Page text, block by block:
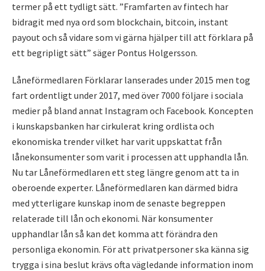
termer på ett tydligt sätt. ”Framfarten av fintech har
bidragit med nya ord som blockchain, bitcoin, instant
payout och så vidare som vi gärna hjälper till att förklara på
ett begripligt sätt” säger Pontus Holgersson.
Låneförmedlaren Förklarar lanserades under 2015 men tog
fart ordentligt under 2017, med över 7000 följare i sociala
medier på bland annat Instagram och Facebook. Koncepten
i kunskapsbanken har cirkulerat kring ordlista och
ekonomiska trender vilket har varit uppskattat från
lånekonsumenter som varit i processen att upphandla lån.
Nu tar Låneförmedlaren ett steg längre genom att ta in
oberoende experter. Låneförmedlaren kan därmed bidra
med ytterligare kunskap inom de senaste begreppen
relaterade till lån och ekonomi. När konsumenter
upphandlar lån så kan det komma att förändra den
personliga ekonomin. För att privatpersoner ska känna sig
trygga i sina beslut krävs ofta vägledande information inom